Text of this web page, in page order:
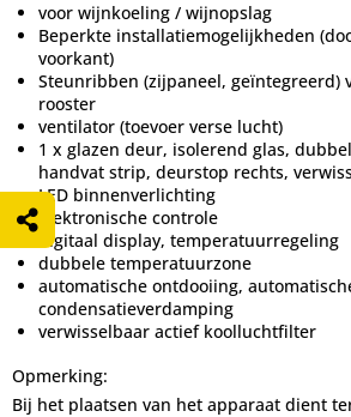
voor wijnkoeling / wijnopslag
Beperkte installatiemogelijkheden
voorkant)
Steunribben (zijpaneel, geïntegreerd)
rooster
ventilator (toevoer verse lucht)
1 x glazen deur, isolerend glas,
handvat strip, deurstop rechts,
LED binnenverlichting
elektronische controle
digitaal display, temperatuurregeling
dubbele temperatuurzone
automatische ontdooiing,
condensatieverdamping
verwisselbaar actief koolluchtfilter
Opmerking:
Bij het plaatsen van het apparaat dient